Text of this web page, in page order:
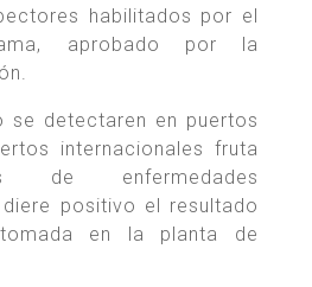
habilitados por el
aprobado por la
se detectaren en puertos
internacionales fruta
de enfermedades
positivo el resultado
en la planta de